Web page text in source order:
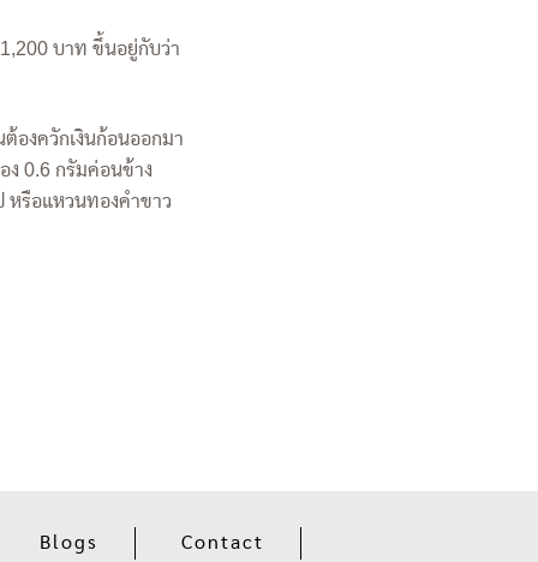
บาท ขึ้นอยู่กับว่า
องควักเงินก้อนออกมา
ง 0.6 กรัมค่อนข้าง
หรือแหวนทองคำขาว
Blogs
Contact